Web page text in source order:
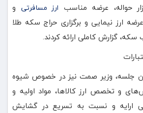
حواله، عرضه مناسب ارز مسافرتی و
ارز نیمایی و برگزاری حراج سکه طلا
سکه، گزارش‌ کاملی ارائه کردند.
جلسه، وزیر صمت نیز در خصوص شیوه
و تخصص ارز کالاها، مواد اولیه و
ارایه و نسبت به تسریع در گشایش